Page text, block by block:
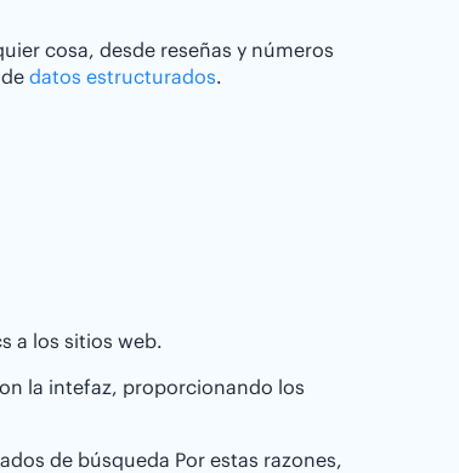
cosa, desde reseñas y números
datos estructurados.
a los sitios web.
la intefaz, proporcionando los
de búsqueda Por estas razones,